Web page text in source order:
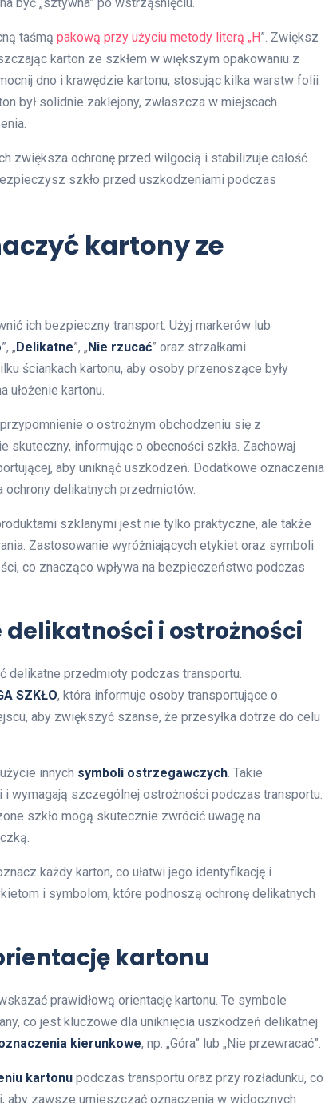
być „sztywna” po wstrząśnięciu.
taśmą pakową przy użyciu metody literą „H”. Zwiększ
karton ze szkłem w większym opakowaniu z
dno i krawędzie kartonu, stosując kilka warstw folii
był solidnie zaklejony, zwłaszcza w miejscach
zwiększa ochronę przed wilgocią i stabilizuje całość.
szkło przed uszkodzeniami podczas
kartony ze
ich bezpieczny transport. Użyj markerów lub
”, „ Delikatne”, „ Nie rzucać” oraz strzałkami
ściankach kartonu, aby osoby przenoszące były
ułożenie kartonu.
o ostrożnym obchodzeniu się z
skuteczny, informując o obecności szkła. Zachowaj
aby uniknąć uszkodzeń. Dodatkowe oznaczenia
delikatnych przedmiotów.
szklanymi jest nie tylko praktyczne, ale także
Zastosowanie wyróżniających etykiet oraz symboli
co znacząco wpływa na bezpieczeństwo podczas
i ostrożności
delikatne przedmioty podczas transportu.
SZKŁO, która informuje osoby transportujące o
aby zwiększyć szanse, że przesyłka dotrze do celu
innych symboli ostrzegawczych. Takie
wymagają szczególnej ostrożności podczas transportu.
szkło mogą skutecznie zwrócić uwagę na
każdy karton, co ułatwi jego identyfikację i
i symbolom, które podnoszą ochronę delikatnych
kartonu
prawidłową orientację kartonu. Te symbole
co jest kluczowe dla uniknięcia uszkodzeń delikatnej
kierunkowe, np. „Góra” lub „Nie przewracać”.
kartonu podczas transportu oraz przy rozładunku, co
aby zawsze umieszczać oznaczenia w widocznych